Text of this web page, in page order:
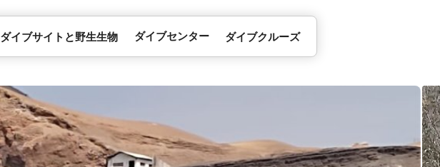
ダイブサイトと野生生物 ダイブセンター ダイブクルーズ